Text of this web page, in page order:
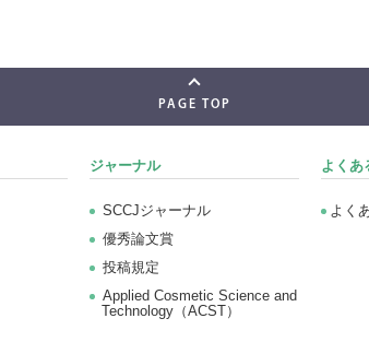
PAGE TOP
ジャーナル
SCCJジャーナル
優秀論文賞
投稿規定
Applied Cosmetic Science and
Technology（ACST）
よくあ
よく